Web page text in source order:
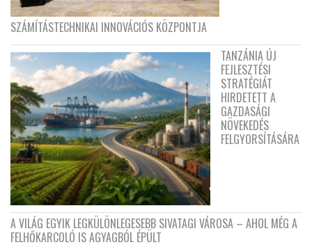
SZÁMÍTÁSTECHNIKAI INNOVÁCIÓS KÖZPONTJA
TANZÁNIA ÚJ
FEJLESZTÉSI
STRATÉGIÁT
HIRDETETT A
GAZDASÁGI
NÖVEKEDÉS
FELGYORSÍTÁSÁRA
A VILÁG EGYIK LEGKÜLÖNLEGESEBB SIVATAGI VÁROSA – AHOL MÉG A
FELHŐKARCOLÓ IS AGYAGBÓL ÉPÜLT